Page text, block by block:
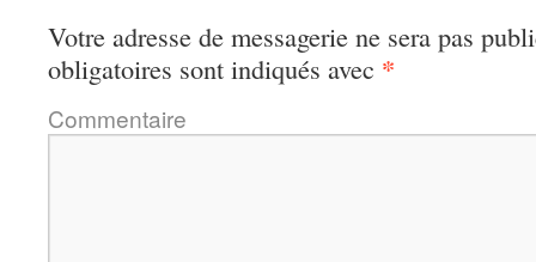
Votre adresse de messagerie ne sera pas
obligatoires sont indiqués avec *
Commentaire